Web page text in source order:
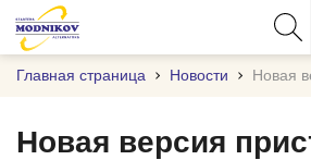
Главная страница Новости Новая
Новая версия